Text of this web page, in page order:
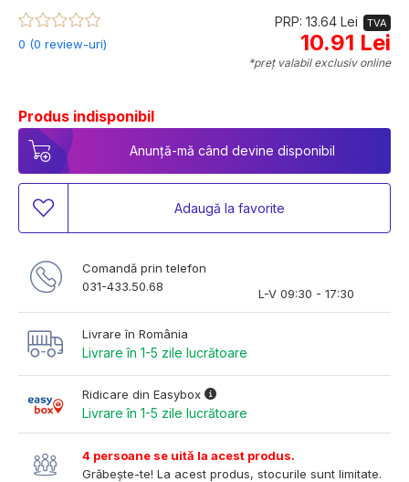
0 (0 review-uri)
PRP: 13.64 Lei TVA
10.91 Lei
*preț valabil exclusiv online
Produs indisponibil
Anunță-mă când devine disponibil
Adaugă la favorite
Comandă prin telefon
031-433.50.68
L-V 09:30 - 17:30
Livrare în România
Livrare în 1-5 zile lucrătoare
Ridicare din Easybox
Livrare în 1-5 zile lucrătoare
4 persoane se uită la acest produs.
Grăbește-te! La acest produs, stocurile sunt limitate.